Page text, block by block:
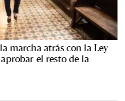
marcha atrás con la Ley
el resto de la